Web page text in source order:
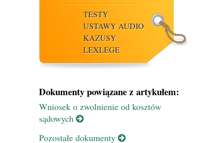
TESTY
USTAWY AUDIO
KAZUSY
LEXLEGE
Dokumenty powiązane z artykułem:
Wniosek o zwolnienie od kosztów
sądowych
Pozostałe dokumenty